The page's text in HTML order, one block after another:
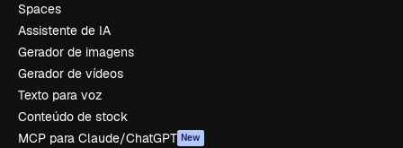
Spaces
Assistente de IA
Gerador de imagens
Gerador de vídeos
Texto para voz
Conteúdo de stock
MCP para Claude/ChatGPT New